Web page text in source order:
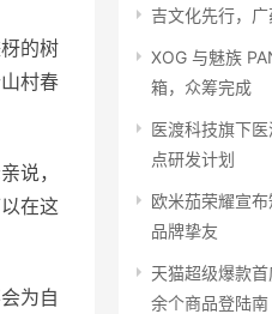
的树
村春
说，
在这
为自
吉文化先行，广
XOG 与魅族
箱，众筹完成
医渡科技旗下
点研发计划
欧米茄荣耀宣
品牌挚友
天猫超级爆款
余个商品登陆南